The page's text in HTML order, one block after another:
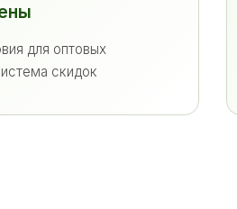
для оптовых
скидок